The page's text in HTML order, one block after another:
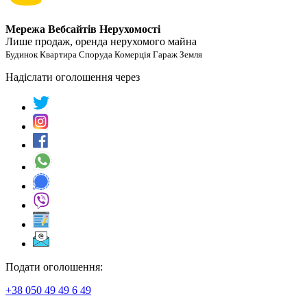
Мережа Вебсайтів Нерухомості
Лише продаж, оренда нерухомого майна
Будинок Квартира Споруда Комерція Гараж Земля
Надіслати оголошення через
Подати оголошення:
+38 050 49 49 6 49